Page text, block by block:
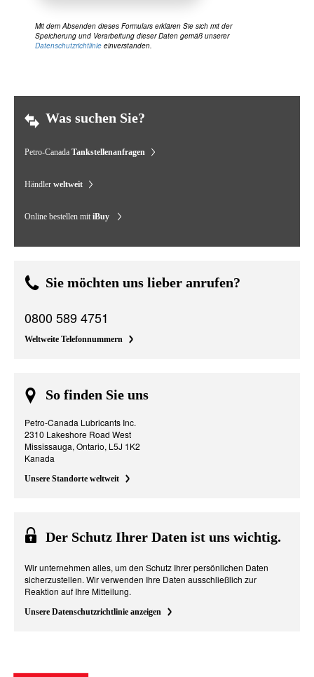
Mit dem Absenden dieses Formulars erklären Sie sich mit der
Speicherung und Verarbeitung dieser Daten gemäß unserer
Datenschutzrichtlinie einverstanden.
Was suchen Sie?
Petro-Canada Tankstellenanfragen
Händler weltweit
Online bestellen mit iBuy
Sie möchten uns lieber anrufen?
0800 589 4751
Weltweite Telefonnummern
So finden Sie uns
Petro-Canada Lubricants Inc.
2310 Lakeshore Road West
Mississauga, Ontario, L5J 1K2
Kanada
Unsere Standorte weltweit
Der Schutz Ihrer Daten ist uns wichtig.
Wir unternehmen alles, um den Schutz Ihrer persönlichen Daten
sicherzustellen. Wir verwenden Ihre Daten ausschließlich zur
Reaktion auf Ihre Mitteilung.
Unsere Datenschutzrichtlinie anzeigen